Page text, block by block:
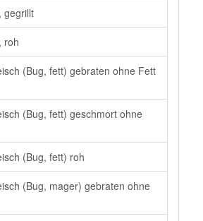
gegrillt
roh
(Bug, fett) gebraten ohne Fett
(Bug, fett) geschmort ohne
(Bug, fett) roh
(Bug, mager) gebraten ohne